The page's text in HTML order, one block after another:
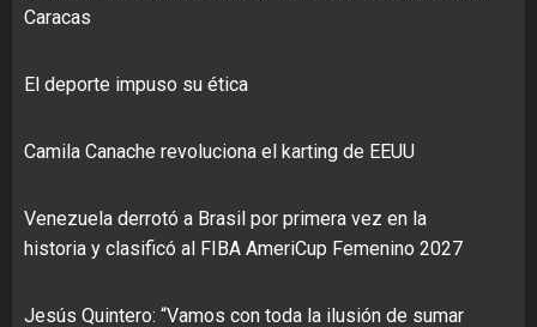
Caracas
El deporte impuso su ética
Camila Canache revoluciona el karting de EEUU
Venezuela derrotó a Brasil por primera vez en la
historia y clasificó al FIBA AmeriCup Femenino 2027
Jesús Quintero: “Vamos con toda la ilusión de sumar